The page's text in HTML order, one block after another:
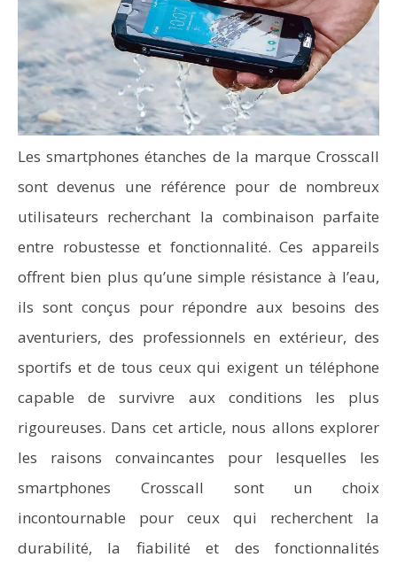
Les smartphones étanches de la marque Crosscall
sont devenus une référence pour de nombreux
utilisateurs recherchant la combinaison parfaite
entre robustesse et fonctionnalité. Ces appareils
offrent bien plus qu’une simple résistance à l’eau,
ils sont conçus pour répondre aux besoins des
aventuriers, des professionnels en extérieur, des
sportifs et de tous ceux qui exigent un téléphone
capable de survivre aux conditions les plus
rigoureuses. Dans cet article, nous allons explorer
les raisons convaincantes pour lesquelles les
smartphones Crosscall sont un choix
incontournable pour ceux qui recherchent la
durabilité, la fiabilité et des fonctionnalités